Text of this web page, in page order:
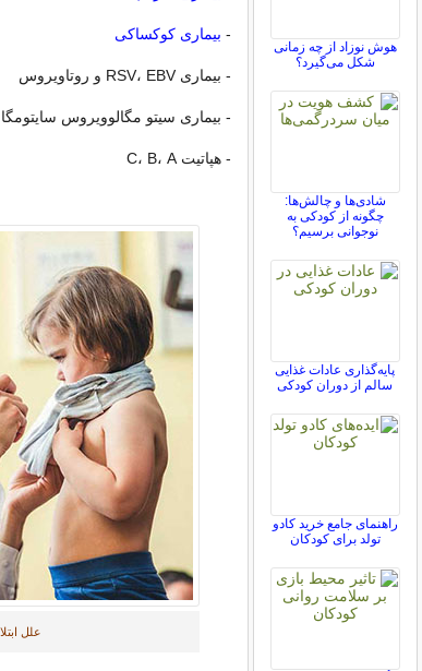
- بیماری کوکساکی
- بیماری RSV، EBV و روتاویروس
- بیماری سیتو مگالوویروس سایتومگا
- هپاتیت C، B، A
علل
هوش نوزاد از چه زمانی
شکل می‌گیرد؟
شادی‌ها و چالش‌ها:
چگونه از کودکی به
نوجوانی برسیم؟
پایه‌گذاری عادات غذایی
سالم از دوران کودکی
راهنمای جامع خرید کادو
تولد برای کودکان